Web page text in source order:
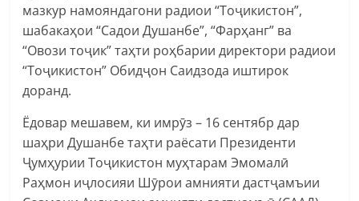
мазкур намояндагони радиои “Тоҷикистон”,
шабакаҳои “Садои Душанбе”, “Фарҳанг” ва
“Овози тоҷик” таҳти роҳбарии директори радиои
“Тоҷикистон” Обидҷон Саидзода иштирок
доранд.
Ёдовар мешавем, ки имрӯз – 16 сентябр дар
шаҳри Душанбе таҳти раёсати Президенти
Ҷумҳурии Тоҷикистон муҳтарам Эмомалӣ
Раҳмон иҷлосияи Шӯрои амнияти дастҷамъии